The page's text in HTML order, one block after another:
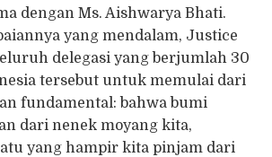
dengan Ms. Aishwarya Bhati.
yang mendalam, Justice
delegasi yang berjumlah 30
tersebut untuk memulai dari
fundamental: bahwa bumi
dari nenek moyang kita,
yang hampir kita pinjam dari